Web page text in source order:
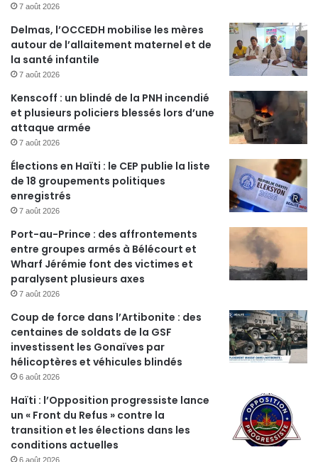
7 août 2026
Delmas, l’OCCEDH mobilise les mères
autour de l’allaitement maternel et de
la santé infantile
7 août 2026
Kenscoff : un blindé de la PNH incendié
et plusieurs policiers blessés lors d’une
attaque armée
7 août 2026
Élections en Haïti : le CEP publie la liste
de 18 groupements politiques
enregistrés
7 août 2026
Port-au-Prince : des affrontements
entre groupes armés à Bélécourt et
Wharf Jérémie font des victimes et
paralysent plusieurs axes
7 août 2026
Coup de force dans l’Artibonite : des
centaines de soldats de la GSF
investissent les Gonaïves par
hélicoptères et véhicules blindés
6 août 2026
Haïti : l’Opposition progressiste lance
un « Front du Refus » contre la
transition et les élections dans les
conditions actuelles
6 août 2026